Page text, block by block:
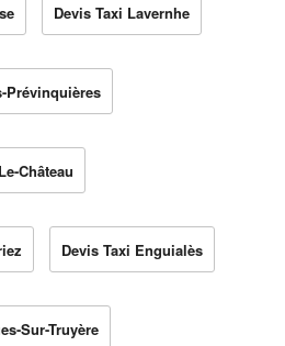
Devis Taxi Lavernhe
Prévinquières
Château
Devis Taxi Enguialès
Sur-Truyère